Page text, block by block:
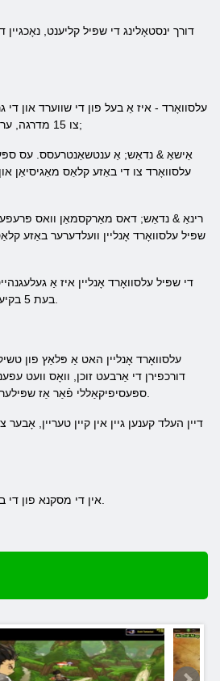
דורך ינסטאָלינג די שפּיל קליענט,
עלסוואָרד - איז אַ בעל פון די שווערד און די
צו 15 מדרגה, ער קענען קלייַבן צווישן אַ סאָרט שווערד נייט און מאַגיק נייט. אבער דעם איז ניט דעם שיעור, עס וועט פאָרזעצן צו יוואַלוו צו העכער לעוועלס פון & העלליפּ;
אַישאַ & נדאַש; אַ ענטשאַנטרעסס. עס
רינאַ & נדאַש; דאס מאַרקסמאַן וואס
עלסוואָרד אָנליין האט אַ פּלאַץ פון
דורכפירן די אַרבעט זוכן, וואָס וועט
דיין העלד קענען גיין אין קיין טעריין,